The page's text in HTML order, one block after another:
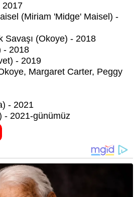
2017
(Miriam 'Midge' Maisel) -
Savaşı (Okoye) - 2018
- 2018
- 2019
Margaret Carter, Peggy
- 2021
- 2021-günümüz